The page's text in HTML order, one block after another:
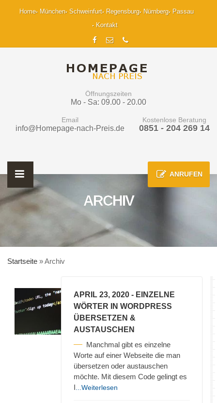
Home München Schweinfurt Regensburg Nürnberg
Passau
Kontakt
Öffnungszeiten
Mo - Sa: 09.00 - 20.00
Email
info@Homepage-nach-Preis.de
Kostenlose Beratung
0851 - 204 269 14
ANRUFEN
ARCHIV
Startseite »Archiv
APRIL 23, 2020 - EINZELNE
WÖRTER IN WORDPRESS
ÜBERSETZEN &
AUSTAUSCHEN
Manchmal gibt es einzelne
Worte auf einer Webseite die man
übersetzen oder austauschen
möchte. Mit diesem Code gelingt es
I ...Weiterlesen